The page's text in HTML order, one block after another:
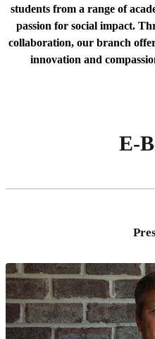
students from a range of
passion for social impact.
collaboration, our branch
innovation and
E-